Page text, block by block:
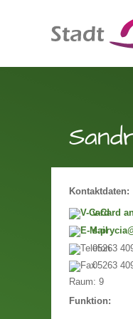
Kontaktdaten:
v-Card
05263
05263
Raum: 9
Funktion: